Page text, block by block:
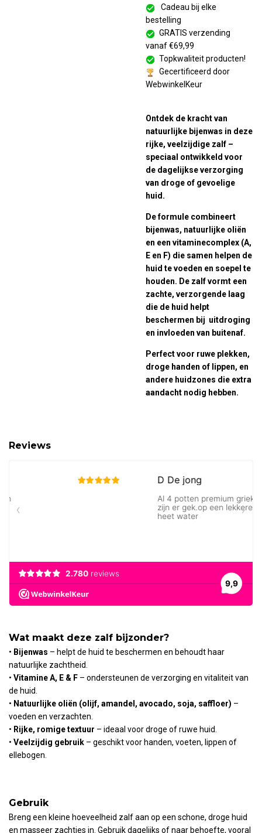
Cadeau bij elke
bestelling
GRATIS verzending
vanaf €69,99
Topkwaliteit producten!
Gecertificeerd door
WebwinkelKeur
Ontdek de kracht van
natuurlijke bijenwas in deze
rijke, veelzijdige zalf –
speciaal ontwikkeld voor
de dagelijkse verzorging
van droge of gevoelige
huid.
De formule combineert
bijenwas, natuurlijke oliën
en een vitaminecomplex (A,
E en F) die samen helpen de
huid te voeden en soepel te
houden. De zalf vormt een
zachte, verzorgende laag
die de huid helpt
beschermen bij uitdroging
en invloeden van buitenaf.
Perfect voor ruwe plekken,
droge handen of lippen, en
andere huidzones die extra
aandacht nodig hebben.
Reviews
Wat maakt deze zalf bijzonder?
• Bijenwas – helpt de huid te beschermen en behoudt haar
natuurlijke zachtheid.
• Vitamine A, E & F – ondersteunen de verzorging en vitaliteit van
de huid.
• Natuurlijke oliën (olijf, amandel, avocado, soja, saffloer) –
voeden en verzachten.
• Rijke, romige textuur – ideaal voor droge of ruwe huid.
• Veelzijdig gebruik – geschikt voor handen, voeten, lippen of
ellebogen.
Gebruik
Breng een kleine hoeveelheid zalf aan op een schone, droge huid
en masseer zachtjes in. Gebruik dagelijks of naar behoefte, vooral